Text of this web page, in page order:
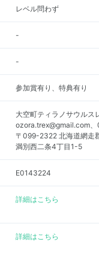
レベル問わず
-
-
参加賞有り、特典有り
大空町ティラノサウルス
ozora.trex@gmail.com
〒099-2322 北海道網走
満別西二条4丁目1-5
E0143224
詳細はこちら
詳細はこちら